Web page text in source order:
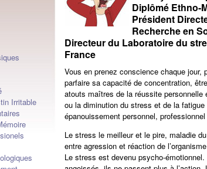
Irritable
Diplômé Ethno-
Président
Recherche en
Directeur du Laboratoire du
France
Vous en prenez conscience chaque
parfaire sa capacité de concentration,
atouts maîtres de la réussite personnelle
ou la diminution du stress et de la
épanouissement personnel,
Le stress le meilleur et le pire, maladie
entre agression et réaction de
Le stress est devenu psycho-